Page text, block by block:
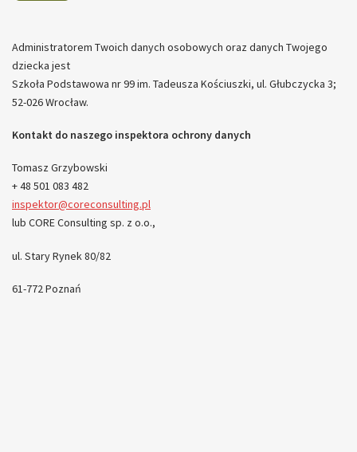
Administratorem Twoich danych osobowych oraz danych Twojego
dziecka jest
Szkoła Podstawowa nr 99 im. Tadeusza Kościuszki, ul. Głubczycka 3;
52-026 Wrocław.
Kontakt do naszego inspektora ochrony danych
Tomasz Grzybowski
+ 48 501 083 482
inspektor@coreconsulting.pl
lub CORE Consulting sp. z o.o.,
ul. Stary Rynek 80/82
61-772 Poznań